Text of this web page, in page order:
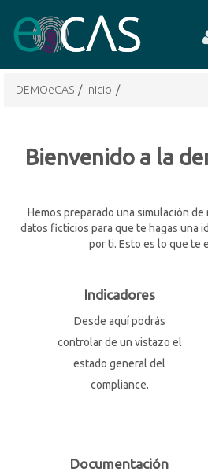
DEMOeCAS / Inicio /
Bienvenido a la
Hemos preparado una simulación
datos ficticios para que te hagas una
por ti. Esto es lo que te
Indicadores
Desde aquí podrás
controlar de un vistazo el
estado general del
compliance.
Documentación